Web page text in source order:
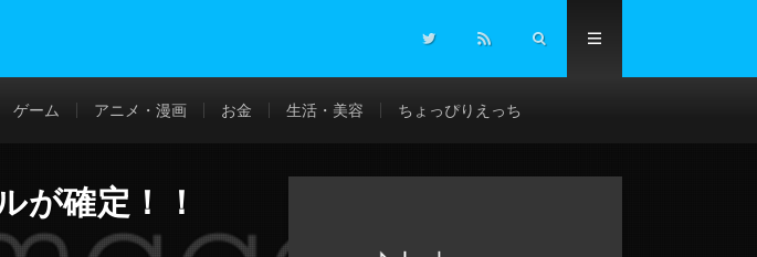
ゲーム アニメ・漫画 お金 生活・美容 ちょっぴりえっち
が確定！！